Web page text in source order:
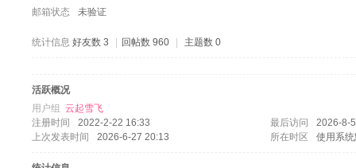
邮箱状态
未验证
统计信息 好友数 3 回帖数 960 主题数 0
活跃概况
用户组 云起雪飞
注册时间
2022-2-22 16:33 最后访问
2026-8-
上次发表时间
2026-6-27 20:13 所在时区 使用系